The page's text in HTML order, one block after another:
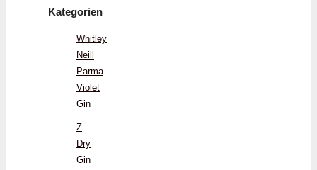
Kategorien
Whitley
Neill
Parma
Violet
Gin
Z
Dry
Gin